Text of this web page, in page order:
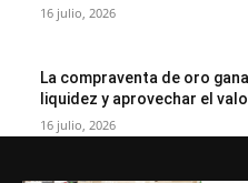
16 julio, 2026
La compraventa de oro
liquidez y aprovechar el
16 julio, 2026